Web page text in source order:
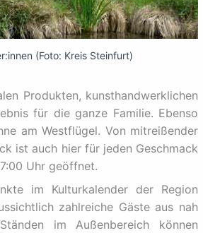
(Foto: Kreis Steinfurt)
Produkten, kunsthandwerklichen
für die ganze Familie. Ebenso
am Westflügel. Von mitreißender
ist auch hier für jeden Geschmack
Uhr geöffnet.
im Kulturkalender der Region
zahlreiche Gäste aus nah
im Außenbereich können